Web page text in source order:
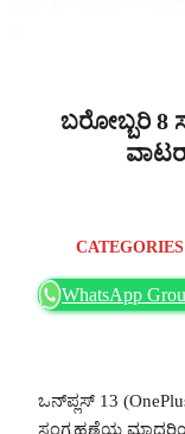
ಬರೋಬ್ಬರಿ 8
WhatsApp
ಒನ್‌ಪ್ಲಸ್ 13
ಸಂಗ್ರಹಣೆಯ ಮಾದರಿಯ